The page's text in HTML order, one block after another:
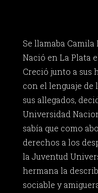
Se llamaba
Nació en La Plata
Creció junto a sus
con el lenguaje de
sus allegados,
Universidad
sabía que como
derechos a los
la Juventud
hermana la
sociable y